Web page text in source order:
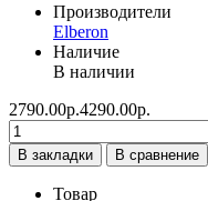
Производители
Elberon
Наличие
В наличии
2790.00р.4290.00р.
В закладки
В сравнение
Товар